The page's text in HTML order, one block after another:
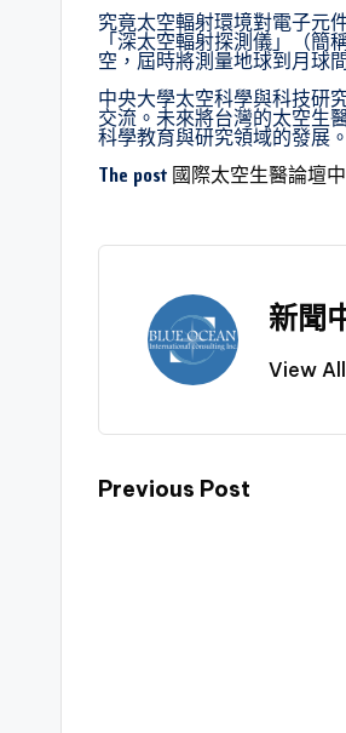
究竟太空輻射環境對電子元
「深太空輻射探測儀」（簡
空，屆時將測量地球到月球
中央大學太空科學與科技研
交流。未來將台灣的太空生
科學教育與研究領域的發展。
The post 國際太空生醫論壇
新聞
View
Previous Post